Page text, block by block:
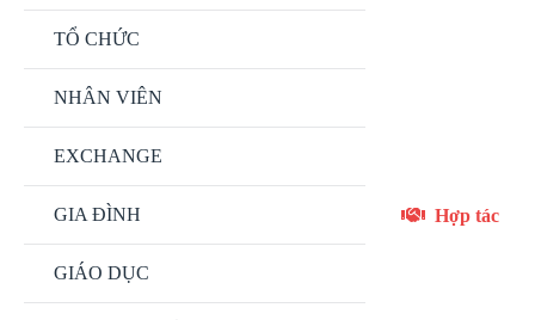
TỔ CHỨC
NHÂN VIÊN
EXCHANGE
GIA ĐÌNH
GIÁO DỤC
Hợp tác